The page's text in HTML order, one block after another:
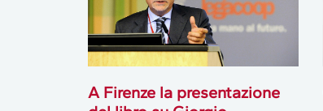
A Firenze la presentazione